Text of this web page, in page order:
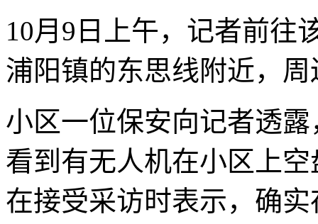
10月9日上午，记者前往
浦阳镇的东思线附近，
小区一位保安向记者透
看到有无人机在小区上
在接受采访时表示，确